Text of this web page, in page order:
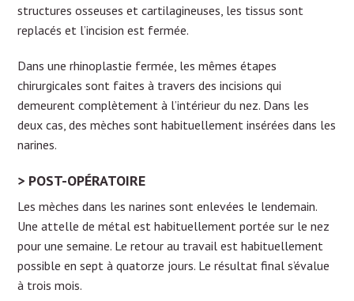
structures osseuses et cartilagineuses, les tissus sont
replacés et l’incision est fermée.
Dans une rhinoplastie fermée, les mêmes étapes
chirurgicales sont faites à travers des incisions qui
demeurent complètement à l’intérieur du nez. Dans les
deux cas, des mèches sont habituellement insérées dans les
narines.
POST-OPÉRATOIRE
Les mèches dans les narines sont enlevées le lendemain.
Une attelle de métal est habituellement portée sur le nez
pour une semaine. Le retour au travail est habituellement
possible en sept à quatorze jours. Le résultat final s’évalue
à trois mois.